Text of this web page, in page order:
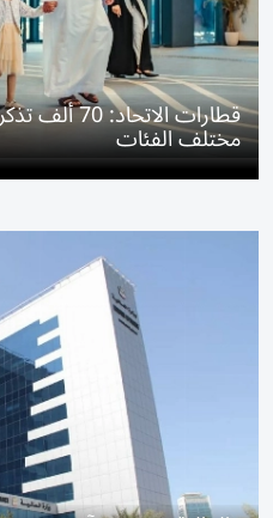
قطارات
مختلف الفئات